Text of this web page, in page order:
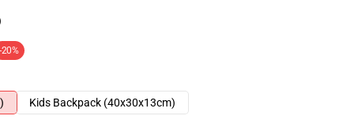
-20%
Kids Backpack (40x30x13cm)